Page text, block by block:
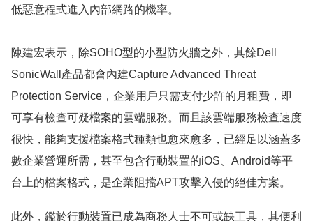
低惡意程式進入內部網路的機率。
陳建宏表示，除SOHO型的小型防火牆之外，其餘Dell
SonicWall產品都會內建Capture Advanced Threat
Protection Service，企業用戶只需支付少許的月租費，即
可享有檢查可疑檔案的雲端服務。而且該雲端服務檢查速度
很快，能夠支援檔案格式種類也愈來愈多，已經足以涵蓋多
數企業營運所需，甚至包含行動裝置的iOS、Android等平
台上的檔案格式，是企業阻擋APT攻擊入侵的絕佳方案。
此外，鑑於行動裝置已成為商務人士不可或缺工具，其便利